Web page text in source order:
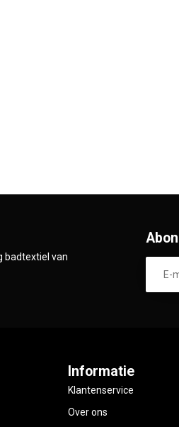
badtextiel van
Informatie
Klantenservice
Over ons